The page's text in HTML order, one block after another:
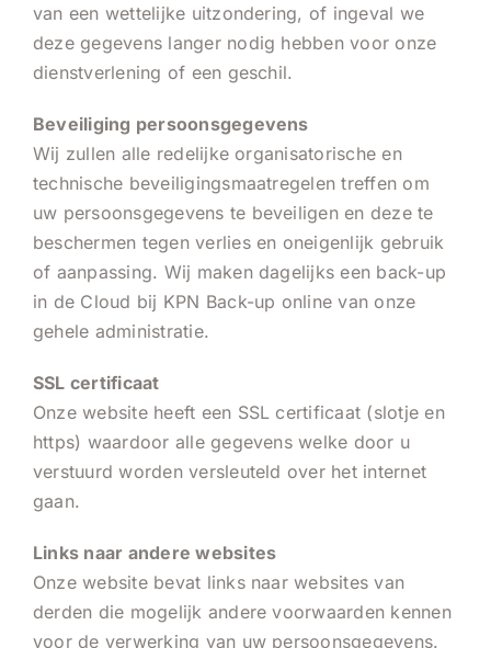
van een wettelijke uitzondering, of ingeval we
deze gegevens langer nodig hebben voor onze
dienstverlening of een geschil.
Beveiliging persoonsgegevens
Wij zullen alle redelijke organisatorische en
technische beveiligingsmaatregelen treffen om
uw persoonsgegevens te beveiligen en deze te
beschermen tegen verlies en oneigenlijk gebruik
of aanpassing. Wij maken dagelijks een back-up
in de Cloud bij KPN Back-up online van onze
gehele administratie.
SSL certificaat
Onze website heeft een SSL certificaat (slotje en
https) waardoor alle gegevens welke door u
verstuurd worden versleuteld over het internet
gaan.
Links naar andere websites
Onze website bevat links naar websites van
derden die mogelijk andere voorwaarden kennen
voor de verwerking van uw persoonsgegevens.